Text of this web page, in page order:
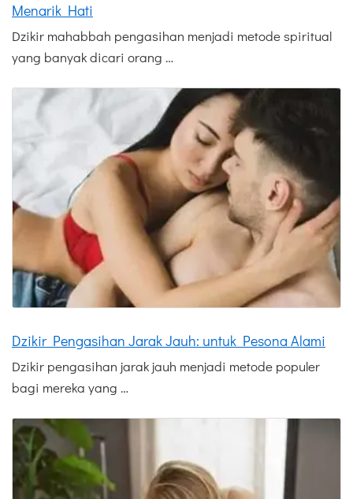
Menarik Hati
Dzikir mahabbah pengasihan menjadi metode spiritual
yang banyak dicari orang …
Dzikir Pengasihan Jarak Jauh: untuk Pesona Alami
Dzikir pengasihan jarak jauh menjadi metode populer
bagi mereka yang …